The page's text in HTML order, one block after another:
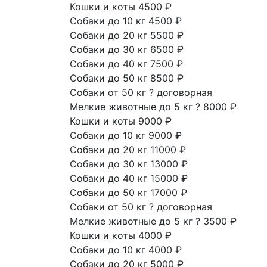
Кошки и коты 4500 ₽
Собаки до 10 кг 4500 ₽
Собаки до 20 кг 5500 ₽
Собаки до 30 кг 6500 ₽
Собаки до 40 кг 7500 ₽
Собаки до 50 кг 8500 ₽
Собаки от 50 кг ? договорная
Мелкие животные до 5 кг ? 8000 ₽
Кошки и коты 9000 ₽
Собаки до 10 кг 9000 ₽
Собаки до 20 кг 11000 ₽
Собаки до 30 кг 13000 ₽
Собаки до 40 кг 15000 ₽
Собаки до 50 кг 17000 ₽
Собаки от 50 кг ? договорная
Мелкие животные до 5 кг ? 3500 ₽
Кошки и коты 4000 ₽
Собаки до 10 кг 4000 ₽
Собаки до 20 кг 5000 ₽